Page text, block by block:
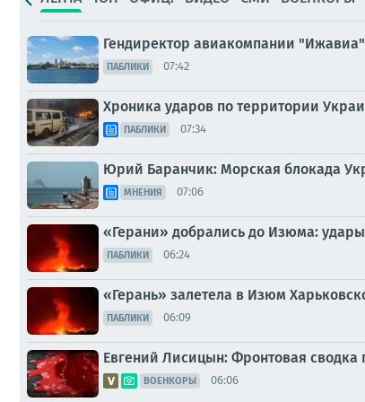
Гендиректор авиакомпании
ПАБЛИКИ 07:42
Хроника ударов по территории
ПАБЛИКИ 07:34
Юрий Баранчик: Морская блокада
МНЕНИЯ 07:06
«Герани» добрались до Изюма:
ПАБЛИКИ 06:24
«Герань» залетела в Изюм
ПАБЛИКИ 06:09
Евгений Лисицын: Фронтовая сводка
ВОЕНКОРЫ 06:06